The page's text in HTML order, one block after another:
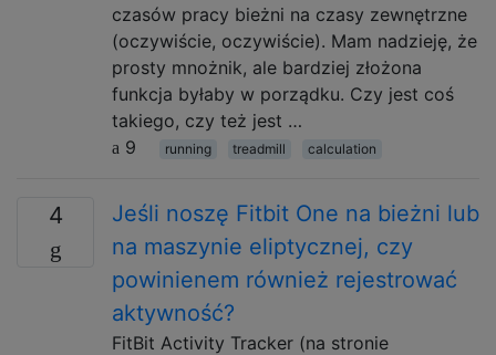
czasów pracy bieżni na czasy zewnętrzne
(oczywiście, oczywiście). Mam nadzieję, że
prosty mnożnik, ale bardziej złożona
funkcja byłaby w porządku. Czy jest coś
takiego, czy też jest …
9
running treadmill calculation
4
Jeśli noszę Fitbit One na bieżni lub
na maszynie eliptycznej, czy
powinienem również rejestrować
aktywność?
FitBit Activity Tracker (na stronie